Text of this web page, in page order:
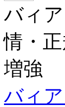
バィ
情・
増強
バィ